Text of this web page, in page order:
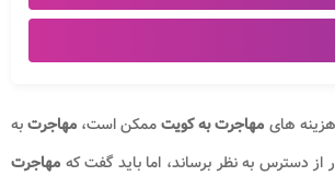
های مهاجرت به کویتممکن است، مهاجرتبه
دسترس به نظر برساند، اما باید گفت که مهاجرت